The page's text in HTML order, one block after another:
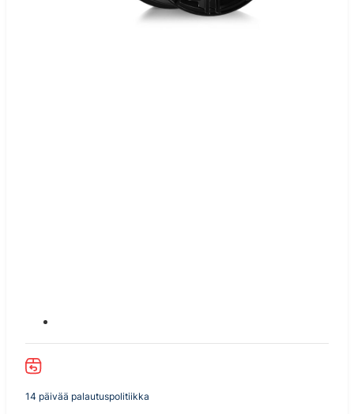
14 päivää palautuspolitiikka